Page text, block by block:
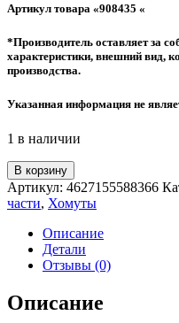
Артикул товара «908435 «
*Производитель оставляет за
характеристики, внешний вид,
производства.
Указанная информация не
1 в наличии
Количество
товара
Стяжки
нейлоновые
4.8300
(в
уп
В корзину
Артикул: 4627155588366
части, Хомуты
Описание
Детали
Отзывы (0)
Описание